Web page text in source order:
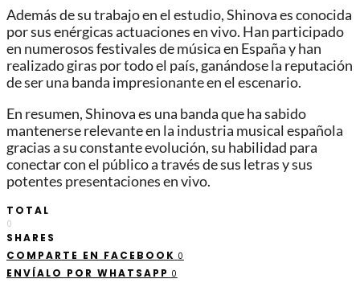
Además de su trabajo en el estudio, Shinova es conocida
por sus enérgicas actuaciones en vivo. Han participado
en numerosos festivales de música en España y han
realizado giras por todo el país, ganándose la reputación
de ser una banda impresionante en el escenario.
En resumen, Shinova es una banda que ha sabido
mantenerse relevante en la industria musical española
gracias a su constante evolución, su habilidad para
conectar con el público a través de sus letras y sus
potentes presentaciones en vivo.
TOTAL
0
SHARES
COMPARTE EN FACEBOOK 0
ENVÍALO POR WHATSAPP 0